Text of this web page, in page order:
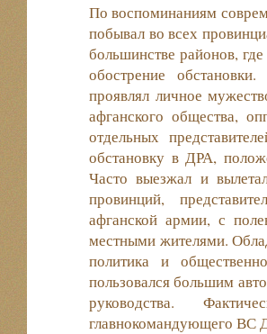
По воспоминаниям
побывал во всех
большинстве районов,
обострение
проявлял личное
афганского общества,
отдельных
обстановку в ДРА,
Часто выезжал и
провинций,
афганской армии, с
местными жителями.
политика и
пользовался большим
руководства.
главнокомандующего ВС